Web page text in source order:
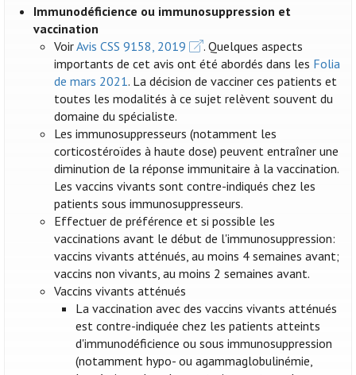
Immunodéficience ou immunosuppression et
vaccination
VoirAvis CSS 9158, 2019
. Quelques aspects
importants de cet avis ont été abordés dans les Folia
de mars 2021. La décision de vacciner ces patients et
toutes les modalités à ce sujet relèvent souvent du
domaine du spécialiste.
Les immunosuppresseurs (notamment les
corticostéroïdes à haute dose) peuvent entraîner une
diminution de la réponse immunitaire à la vaccination.
Les vaccins vivants sont contre-indiqués chez les
patients sous immunosuppresseurs.
Effectuer de préférence et si possible les
vaccinations avant le début de l'immunosuppression:
vaccins vivants atténués, au moins 4 semaines avant;
vaccins non vivants, au moins 2 semaines avant.
Vaccins vivants atténués
La vaccination avec des vaccins vivants atténués
est contre-indiquée chez les patients atteints
d'immunodéficience ou sous immunosuppression
(notamment hypo- ou agammaglobulinémie,